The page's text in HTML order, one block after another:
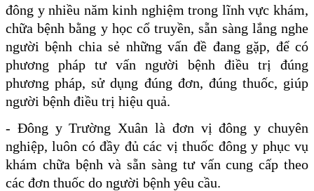
đông y nhiều năm kinh nghiệm trong lĩnh vực khám,
chữa bệnh bằng y học cổ truyền, sẵn sàng lắng nghe
người bệnh chia sẻ những vấn đề đang gặp, để có
phương pháp tư vấn người bệnh điều trị đúng
phương pháp, sử dụng đúng đơn, đúng thuốc, giúp
người bệnh điều trị hiệu quả.
- Đông y Trường Xuân là đơn vị đông y chuyên
nghiệp, luôn có đầy đủ các vị thuốc đông y phục vụ
khám chữa bệnh và sẵn sàng tư vấn cung cấp theo
các đơn thuốc do người bệnh yêu cầu.